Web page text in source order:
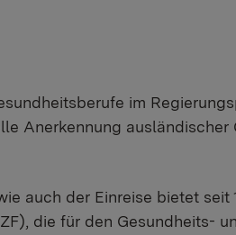
im
Anerkennung ausländischer
auch der Einreise bietet
die für den Gesundheits-